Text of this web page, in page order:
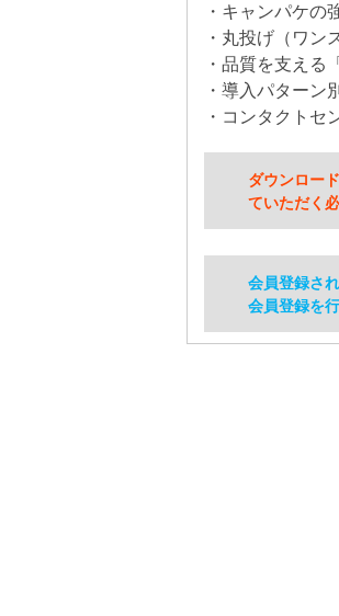
・キャンパケの
・丸投げ（ワン
・品質を支える
・導入パターン
・コンタクトセ
ダウンロー
ていただく
会員登録さ
会員登録を